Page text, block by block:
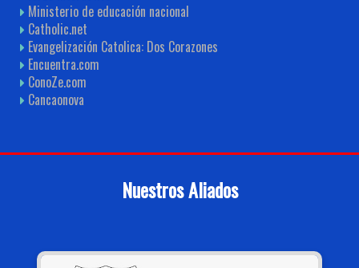
Ministerio de educación nacional
Catholic.net
Evangelización Catolica: Dos Corazones
Encuentra.com
ConoZe.com
Cancaonova
Nuestros Aliados